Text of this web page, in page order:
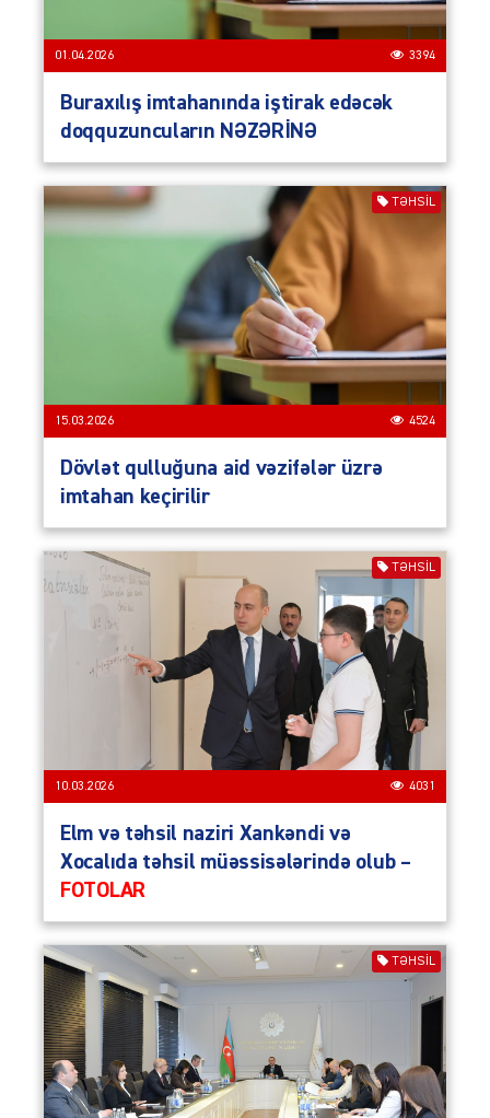
01.04.2026 3394
Buraxılış imtahanında iştirak edəcək
doqquzuncuların NƏZƏRİNƏ
TƏHSIL
15.03.2026 4524
Dövlət qulluğuna aid vəzifələr üzrə
imtahan keçirilir
TƏHSIL
10.03.2026 4031
Elm və təhsil naziri Xankəndi və
Xocalıda təhsil müəssisələrində olub –
FOTOLAR
TƏHSIL